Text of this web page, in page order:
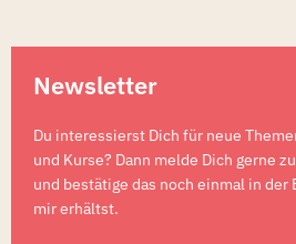
Newsletter
Du interessierst Dich für neue
und Kurse? Dann melde Dich gerne
und bestätige das noch einmal in der
mir erhältst.